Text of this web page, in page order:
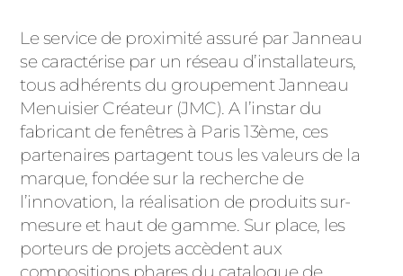
Le service de proximité assuré par Janneau
se caractérise par un réseau d’installateurs,
tous adhérents du groupement Janneau
Menuisier Créateur (JMC). A l’instar du
fabricant de fenêtres à Paris 13ème, ces
partenaires partagent tous les valeurs de la
marque, fondée sur la recherche de
l’innovation, la réalisation de produits sur-
mesure et haut de gamme. Sur place, les
porteurs de projets accèdent aux